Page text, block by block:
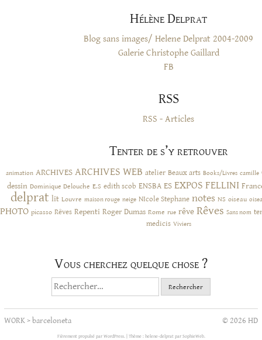
Hélène Delprat
Blog sans images/ Helene Delprat 2004-2009
Galerie Christophe Gaillard
FB
RSS
RSS - Articles
Tenter de s’y retrouver
animation ARCHIVES ARCHIVES WEB atelier Beaux arts Books/Livres camille
dessin Dominique Delouche E.S edith scob ENSBA ES EXPOS FELLINI
delprat lit Louvre maison rouge neige NIcole Stephane notes NS oiseau
PHOTO picasso Rêves Repenti Roger Dumas Rome rue rêve Rêves Sans nom
medicis Viviers
Vous cherchez quelque chose ?
Rechercher :
WORK> barceloneta © 2026 HD
Fièrement propulsé par WordPress. Thème : helene-delprat par SophieWeb.